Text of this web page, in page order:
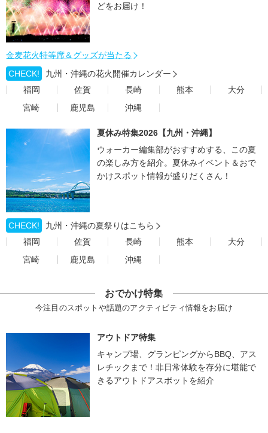
どをお届け！
金麦花火特等席＆グッズが当たる
CHECK!
九州・沖縄の花火開催カレンダー
福岡
佐賀 長崎 熊本
大分
宮崎
鹿児島 沖縄
夏休み特集2026【九州・沖縄】
ウォーカー編集部がおすすめする、この夏
の楽しみ方を紹介。夏休みイベント＆おで
かけスポット情報が盛りだくさん！
CHECK!
九州・沖縄の夏祭りはこちら
福岡
佐賀 長崎 熊本
大分
宮崎
鹿児島 沖縄
おでかけ特集
今注目のスポットや話題のアクティビティ情報をお届け
アウトドア特集
キャンプ場、グランピングからBBQ、アス
レチックまで！非日常体験を存分に堪能で
きるアウトドアスポットを紹介